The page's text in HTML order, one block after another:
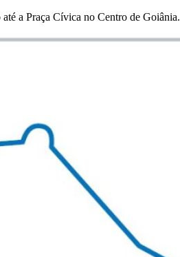
a Praça Cívica no Centro de Goiânia.